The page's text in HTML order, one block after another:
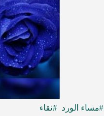
#مساء الورد #نقاء